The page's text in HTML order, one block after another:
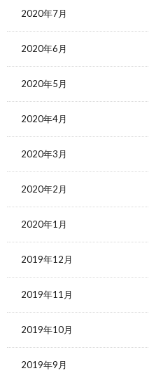
2020年7月
2020年6月
2020年5月
2020年4月
2020年3月
2020年2月
2020年1月
2019年12月
2019年11月
2019年10月
2019年9月